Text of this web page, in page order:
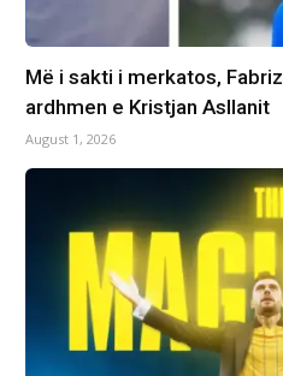
Më i sakti i merkatos,
ardhmen e Kristjan Asllanit
August 1, 2026